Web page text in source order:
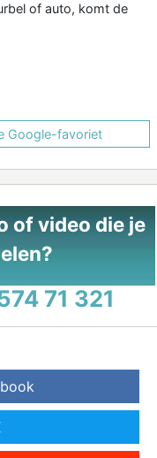
of auto, komt de
Google-favoriet
of video die je
71 321